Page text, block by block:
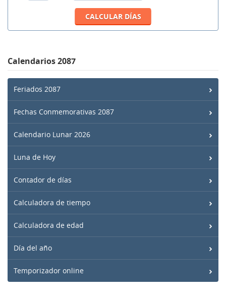
Calendarios 2087
Feriados 2087
Fechas Conmemorativas 2087
Calendario Lunar 2026
Luna de Hoy
Contador de días
Calculadora de tiempo
Calculadora de edad
Día del año
Temporizador online